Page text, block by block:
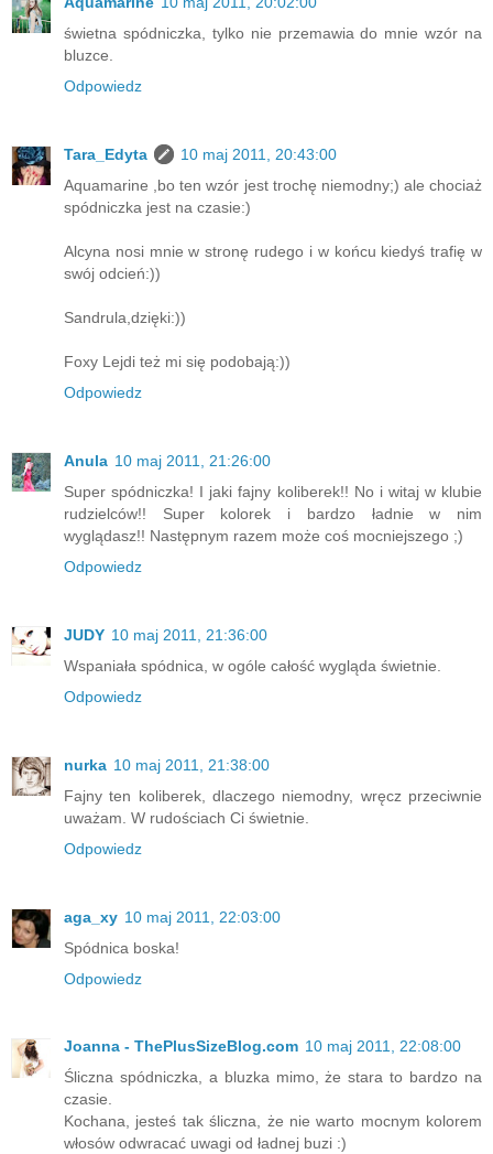
świetna spódniczka, tylko nie przemawia do mnie wzór na
bluzce.
Odpowiedz
Tara_Edyta
10 maj 2011, 20:43:00
Aquamarine ,bo ten wzór jest trochę niemodny;) ale chociaż
spódniczka jest na czasie:)
Alcyna nosi mnie w stronę rudego i w końcu kiedyś trafię w
swój odcień:))
Sandrula,dzięki:))
Foxy Lejdi też mi się podobają:))
Odpowiedz
Anula 10 maj 2011, 21:26:00
Super spódniczka! I jaki fajny koliberek!! No i witaj w klubie
rudzielców!! Super kolorek i bardzo ładnie w nim
wyglądasz!! Następnym razem może coś mocniejszego ;)
Odpowiedz
JUDY 10 maj 2011, 21:36:00
Wspaniała spódnica, w ogóle całość wygląda świetnie.
Odpowiedz
nurka 10 maj 2011, 21:38:00
Fajny ten koliberek, dlaczego niemodny, wręcz przeciwnie
uważam. W rudościach Ci świetnie.
Odpowiedz
aga_xy 10 maj 2011, 22:03:00
Spódnica boska!
Odpowiedz
Joanna - ThePlusSizeBlog.com 10 maj 2011, 22:08:00
Śliczna spódniczka, a bluzka mimo, że stara to bardzo na
czasie.
Kochana, jesteś tak śliczna, że nie warto mocnym kolorem
włosów odwracać uwagi od ładnej buzi :)